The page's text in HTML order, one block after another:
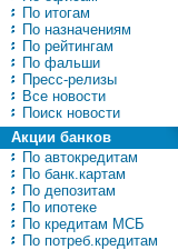
По итогам
По назначениям
По рейтингам
По фальши
Пресс-релизы
Все новости
Поиск новости
Акции банков
По автокредитам
По банк.картам
По депозитам
По ипотеке
По кредитам МСБ
По потреб.кредитам